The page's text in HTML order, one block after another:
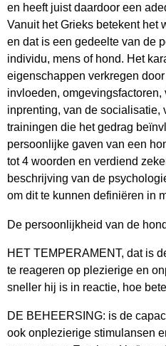
en heeft juist daardoor een
Vanuit het Grieks betekent het
en dat is een gedeelte van de
individu, mens of hond. Het
eigenschappen verkregen
invloeden, omgevingsfactoren,
inprenting, van de socialisatie,
trainingen die het gedrag
persoonlijke gaven van een
tot 4 woorden en verdiend
beschrijving van de
om dit te kunnen definiëren in
De persoonlijkheid van de
HET TEMPERAMENT, dat is
te reageren op plezierige en
sneller hij is in reactie, hoe
DE BEHEERSING: is de
ook onplezierige stimulansen